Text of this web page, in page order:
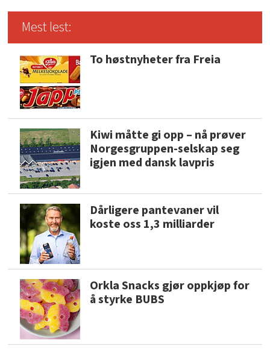
Mest lest:
To høstnyheter fra Freia
Kiwi måtte gi opp – nå prøver
Norgesgruppen-selskap seg
igjen med dansk lavpris
Dårligere pantevaner vil
koste oss 1,3 milliarder
Orkla Snacks gjør oppkjøp for
å styrke BUBS